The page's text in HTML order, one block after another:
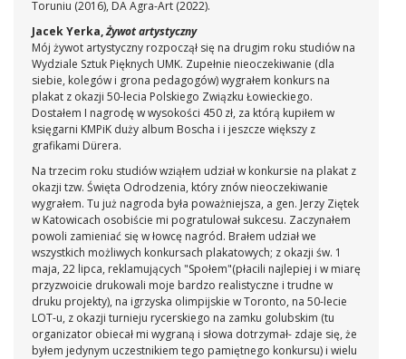
Toruniu (2016), DA Agra-Art (2022).
Jacek Yerka,Żywot artystyczny
Mój żywot artystyczny rozpoczął się na drugim roku studiów na
Wydziale Sztuk Pięknych UMK. Zupełnie nieoczekiwanie (dla
siebie, kolegów i grona pedagogów) wygrałem konkurs na
plakat z okazji 50-lecia Polskiego Związku Łowieckiego.
Dostałem I nagrodę w wysokości 450 zł, za którą kupiłem w
księgarni KMPiK duży album Boscha i i jeszcze większy z
grafikami Dürera.
Na trzecim roku studiów wziąłem udział w konkursie na plakat z
okazji tzw. Święta Odrodzenia, który znów nieoczekiwanie
wygrałem. Tu już nagroda była poważniejsza, a gen. Jerzy Ziętek
w Katowicach osobiście mi pogratulował sukcesu. Zaczynałem
powoli zamieniać się w łowcę nagród. Brałem udział we
wszystkich możliwych konkursach plakatowych; z okazji św. 1
maja, 22 lipca, reklamujących "Społem"(płacili najlepiej i w miarę
przyzwoicie drukowali moje bardzo realistyczne i trudne w
druku projekty), na igrzyska olimpijskie w Toronto, na 50-lecie
LOT-u, z okazji turnieju rycerskiego na zamku golubskim (tu
organizator obiecał mi wygraną i słowa dotrzymał- zdaje się, że
byłem jedynym uczestnikiem tego pamiętnego konkursu) i wielu